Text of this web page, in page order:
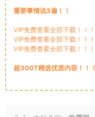
重要事情说3遍！！
VIP免费查看全部下载！！！
VIP免费查看全部下载！！！
VIP免费查看全部下载！！！
超300T精选优质内容！！！